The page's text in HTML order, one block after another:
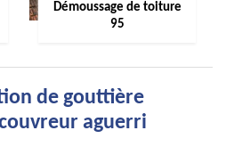
Démoussage de toiture
95
de gouttière
aguerri